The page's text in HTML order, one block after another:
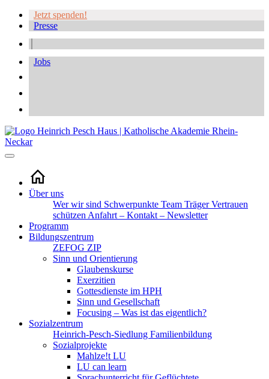
Jetzt spenden!
Presse
Jobs
Über uns
Wer wir sind Schwerpunkte Team TrägerVertrauen
schützen Anfahrt – Kontakt – Newsletter
Programm
Bildungszentrum
ZEFOG ZIP
Sinn und Orientierung
Glaubenskurse
Exerzitien
Gottesdienste im HPH
Sinn und Gesellschaft
Focusing – Was ist das eigentlich?
Sozialzentrum
Heinrich-Pesch-Siedlung Familienbildung
Sozialprojekte
Mahlze!t LU
LU can learn